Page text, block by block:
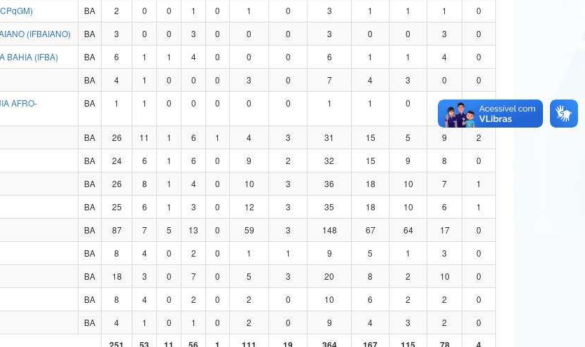
BA 2 0 0 1 0 1 0 3 1 1 1
0
(IFBAIANO)
BA 3 0 0 3 0 0 0 3 0 0 3
0
BAHIA (IFBA)
BA 6 1 1 4 0 0 0 6 1 1 4
0
BA 4 1 0 0 0 3 0 7 4 3 0
0
AFRO-
BA 1 1 0 0 0 0 0 1 1 0 0 0
BA 26 11 1 6 1 4 3 31 15 5 9
2
BA 24 6 1 6 0 9 2 32 15 9 8
0
BA 26 8 1 4 0 10 3 36 18 10 7
1
BA 25 6 1 3 0 12 3 35 18 10 6
1
BA 87 7 5 13 0 59 3 148 67 64 17
0
BA 8 4 0 2 0 1 1 9 5 1 3
0
BA 18 3 0 7 0 5 3 20 8 2 10
0
BA 8 4 0 2 0 2 0 10 6 2 2
0
BA 4 1 0 1 0 2 0 9 4 3 2
0